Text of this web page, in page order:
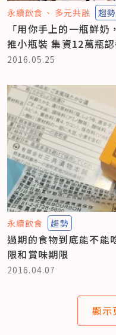
永續飲食 多元共融 趨勢
「用你手上的一瓶鮮
推小瓶裝 集資12萬瓶
2016.05.25
永續飲食 趨勢
過期的食物到底能不能
限和賞味期限
2016.04.07
顯示